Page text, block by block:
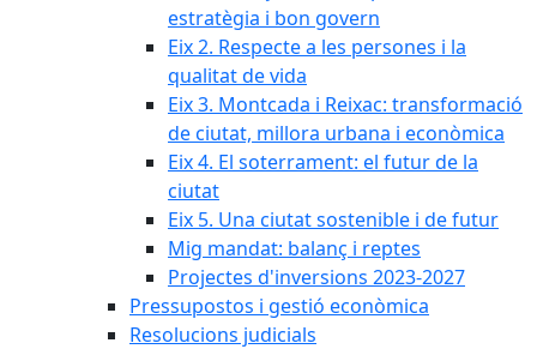
estratègia i bon govern
Eix 2. Respecte a les persones i la
qualitat de vida
Eix 3. Montcada i Reixac: transformació
de ciutat, millora urbana i econòmica
Eix 4. El soterrament: el futur de la
ciutat
Eix 5. Una ciutat sostenible i de futur
Mig mandat: balanç i reptes
Projectes d'inversions 2023-2027
Pressupostos i gestió econòmica
Resolucions judicials